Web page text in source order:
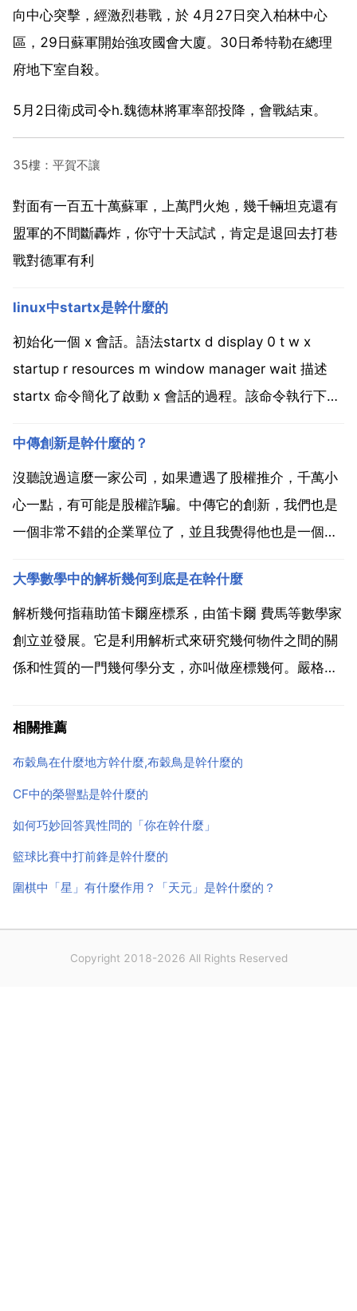
向中心突擊，經激烈巷戰，於 4月27日突入柏林中心
區，29日蘇軍開始強攻國會大廈。30日希特勒在總理
府地下室自殺。
5月2日衛戍司令h.魏德林將軍率部投降，會戰結束。
35樓：平賀不讓
對面有一百五十萬蘇軍，上萬門火炮，幾千輛坦克還有
盟軍的不間斷轟炸，你守十天試試，肯定是退回去打巷
戰對德軍有利
linux中startx是幹什麼的
初始化一個 x 會話。語法startx d display 0 t w x
startup r resources m window manager wait 描述
startx 命令簡化了啟動 x 會話的過程。該命令執行下列
x 客戶機...
中傳創新是幹什麼的？
沒聽說過這麼一家公司，如果遭遇了股權推介，千萬小
心一點，有可能是股權詐騙。中傳它的創新，我們也是
一個非常不錯的企業單位了，並且我覺得他也是一個發
際網路，隨著時代的腳步在進步，然後他也在不斷的創
新。我剛才幫你查詢了，根據相關資料顯示，他們是一
個貸款平臺。...
大學數學中的解析幾何到底是在幹什麼
解析幾何指藉助笛卡爾座標系，由笛卡爾 費馬等數學家
創立並發展。它是利用解析式來研究幾何物件之間的關
係和性質的一門幾何學分支，亦叫做座標幾何。嚴格地
來研究幾何圖形。這裡面的解析式，既可以是代數的，
相關推薦
布穀鳥在什麼地方幹什麼,布穀鳥是幹什麼的
CF中的榮譽點是幹什麼的
如何巧妙回答異性問的「你在幹什麼」
籃球比賽中打前鋒是幹什麼的
圍棋中「星」有什麼作用？「天元」是幹什麼的？
Copyright 2018-2026 All Rights Reserved